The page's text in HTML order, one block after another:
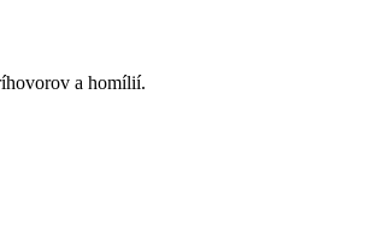
a homílií.